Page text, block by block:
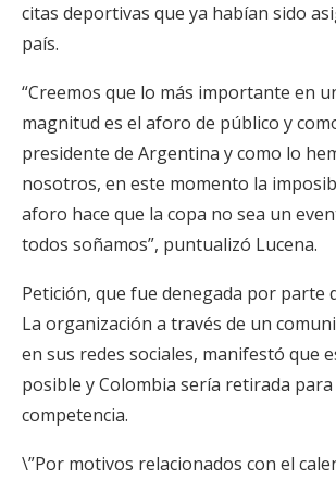
citas deportivas que ya habían sido
país.
“Creemos que lo más importante en
magnitud es el aforo de público y
presidente de Argentina y como lo
nosotros, en este momento la
aforo hace que la copa no sea un
todos soñamos”, puntualizó Lucena.
Petición, que fue denegada por parte
La organización a través de un
en sus redes sociales, manifestó que
posible y Colombia sería retirada para
competencia.
\”Por motivos relacionados con el